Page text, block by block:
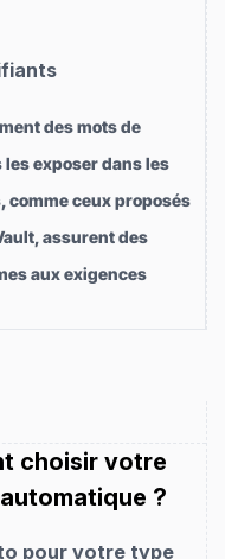
des mots de
les exposer dans les
comme ceux proposés
assurent des
aux exigences
choisir votre
?
pour votre type